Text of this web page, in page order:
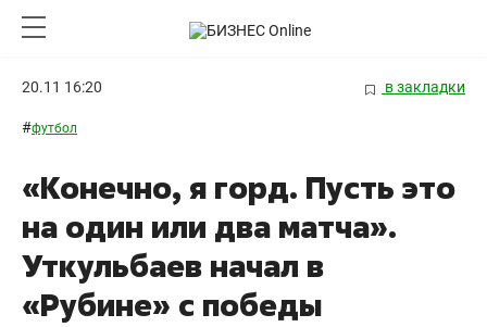
20.11 16:20 в закладки
#футбол
«Конечно, я горд. Пусть это
на один или два матча».
Уткульбаев начал в
«Рубине» с победы